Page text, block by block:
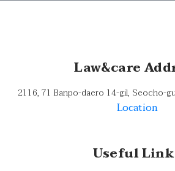
Law&care
2116, 71 Banpo-daero 14-gil, Seocho-
Location
Useful